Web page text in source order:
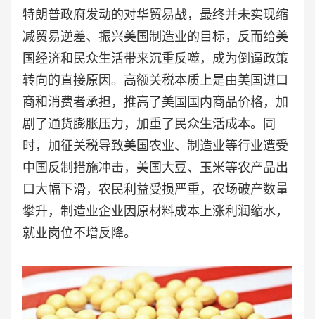
特朗普政府发动的对华贸易战，最终并未实现缩
减贸易逆差、振兴美国制造业的目标，反而给美
国经济和民众生活带来沉重反噬，成为倒逼政策
转向的直接原因。高额关税本质上是由美国进口
商和消费者承担，推高了美国国内商品价格，加
剧了通货膨胀压力，加重了民众生活成本。同
时，加征关税导致美国农业、制造业等行业遭受
中国反制措施冲击，美国大豆、玉米等农产品出
口大幅下滑，农民利益受损严重，农场破产数量
攀升，制造业企业因原材料成本上涨利润缩水，
就业岗位不增反降。